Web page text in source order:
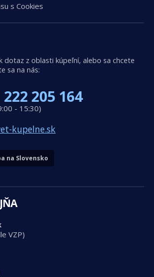
s Cookies
dotaz z oblasti kúpeľní, alebo sa chcete
sa na nás:
222 205 164
- 15:30)
kupelne.sk
na Slovensko
VZP)